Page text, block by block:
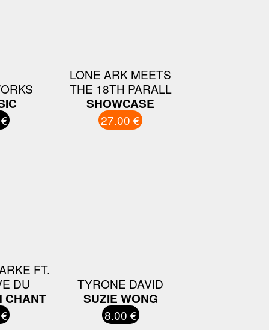
LONE ARK MEETS
THE 18TH PARALL
SHOWCASE
27.00 €
FT.
DU
CHANT
TYRONE DAVID
SUZIE WONG
8.00 €